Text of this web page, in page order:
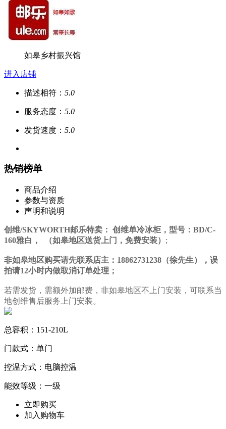
如皋乡村振兴馆
进入店铺
描述相符： 5.0
服务态度： 5.0
发货速度： 5.0
热销榜单
商品介绍
参数与资质
声明和说明
创维/SKYWORTH邮乐特卖： 创维单冷冰柜，型号：BD/C-
160雅白， （如皋地区送货上门，免费安装） ;
非如皋地区购买请先联系店主：18862731238（徐先生），误
拍请12小时内做取消订单处理；
若需发货，需额外加邮费，非如皋地区不上门安装，可联系当
地创维售后服务上门安装。
总容积：151-210L
门款式：单门
控温方式：电脑控温
能效等级：一级
立即购买
加入购物车